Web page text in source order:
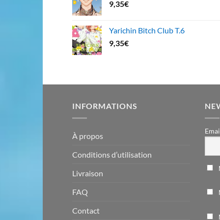
9,35€
Yarichin Bitch Club T.6
9,35€
INFORMATIONS
À propos
Conditions d’utilisation
Livraison
FAQ
Contact